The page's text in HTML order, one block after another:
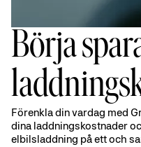
Börja
Förenkla din vardag med
dina laddningskostnader
elbilsladdning på ett och